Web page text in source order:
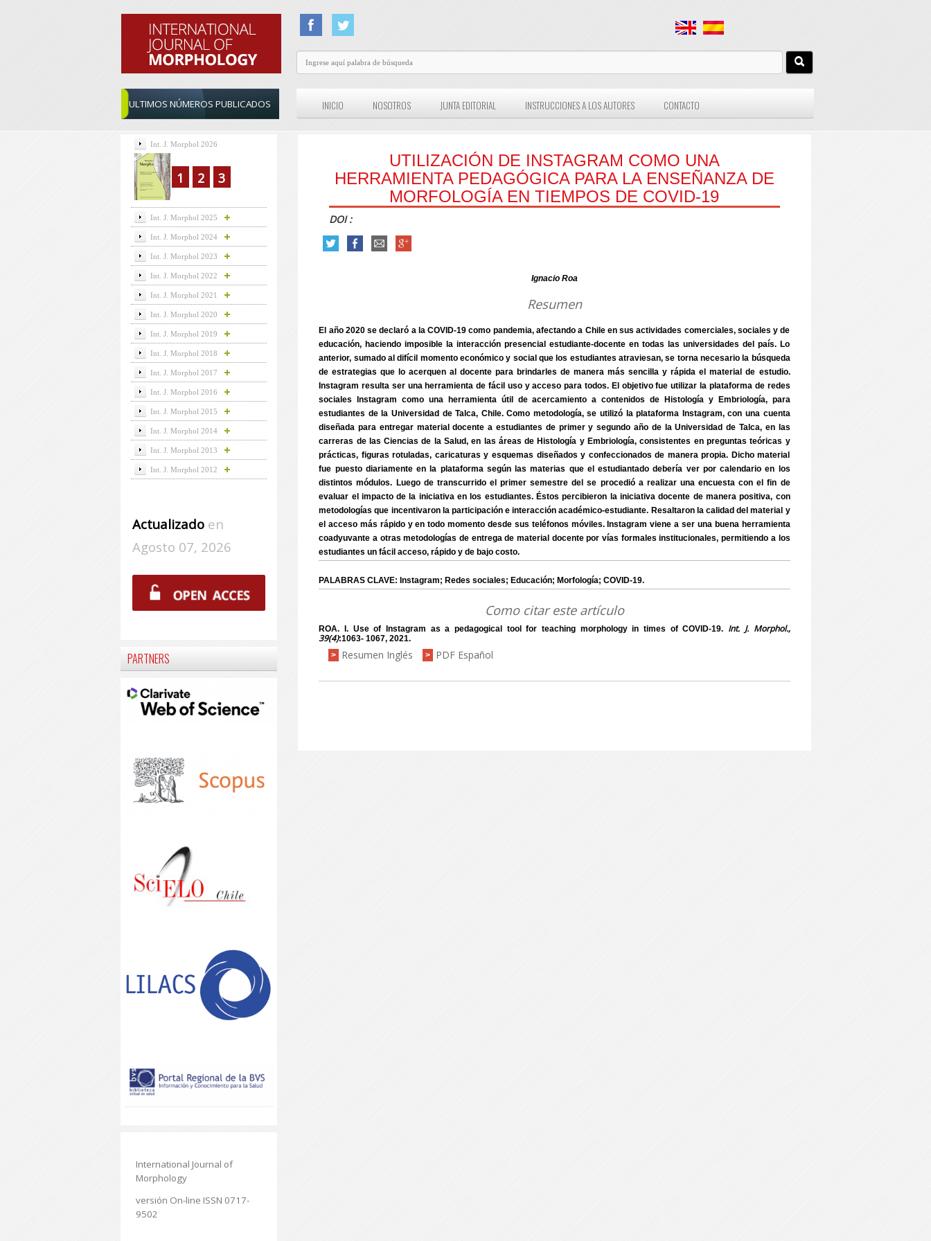
ULTIMOS NÚMEROS PUBLICADOS INICIO NOSOTROS JUNTA EDITORIAL INSTRUCCIONES A LOS AUTORES CONTACTO
UTILIZACIÓN DE INSTAGRAM COMO UNA
HERRAMIENTA PEDAGÓGICA PARA LA ENSEÑANZA DE
MORFOLOGÍA EN TIEMPOS DE COVID-19
DOI :
Ignacio Roa
Resumen
El año 2020 se declaró a la COVID-19 como pandemia, afectando a Chile en sus actividades comerciales, sociales y de
educación, haciendo imposible la interacción presencial estudiante-docente en todas las universidades del país. Lo
anterior, sumado al difícil momento económico y social que los estudiantes atraviesan, se torna necesario la búsqueda
de estrategias que lo acerquen al docente para brindarles de manera más sencilla y rápida el material de estudio.
Instagram resulta ser una herramienta de fácil uso y acceso para todos. El objetivo fue utilizar la plataforma de redes
sociales Instagram como una herramienta útil de acercamiento a contenidos de Histología y Embriología, para
estudiantes de la Universidad de Talca, Chile. Como metodología, se utilizó la plataforma Instagram, con una cuenta
diseñada para entregar material docente a estudiantes de primer y segundo año de la Universidad de Talca, en las
carreras de las Ciencias de la Salud, en las áreas de Histología y Embriología, consistentes en preguntas teóricas y
prácticas, figuras rotuladas, caricaturas y esquemas diseñados y confeccionados de manera propia. Dicho material
fue puesto diariamente en la plataforma según las materias que el estudiantado debería ver por calendario en los
distintos módulos. Luego de transcurrido el primer semestre del se procedió a realizar una encuesta con el fin de
evaluar el impacto de la iniciativa en los estudiantes. Éstos percibieron la iniciativa docente de manera positiva, con
metodologías que incentivaron la participación e interacción académico-estudiante. Resaltaron la calidad del material y
el acceso más rápido y en todo momento desde sus teléfonos móviles. Instagram viene a ser una buena herramienta
coadyuvante a otras metodologías de entrega de material docente por vías formales institucionales, permitiendo a los
estudiantes un fácil acceso, rápido y de bajo costo.
PALABRAS CLAVE: Instagram; Redes sociales; Educación; Morfología; COVID-19.
Como citar este artículo
ROA. I. Use of Instagram as a pedagogical tool for teaching morphology in times of COVID-19. Int. J. Morphol.,
39(4):1063- 1067, 2021.
>
Resumen Inglés > PDF Español
Int. J. Morphol 2026
1 2 3
Int. J. Morphol 2025
Int. J. Morphol 2024
Int. J. Morphol 2023
Int. J. Morphol 2022
Int. J. Morphol 2021
Int. J. Morphol 2020
Int. J. Morphol 2019
Int. J. Morphol 2018
Int. J. Morphol 2017
Int. J. Morphol 2016
Int. J. Morphol 2015
Int. J. Morphol 2014
Int. J. Morphol 2013
Int. J. Morphol 2012
Actualizadoen
Agosto 07, 2026
PARTNERS
International Journal of
Morphology
versión On-line ISSN 0717-
9502